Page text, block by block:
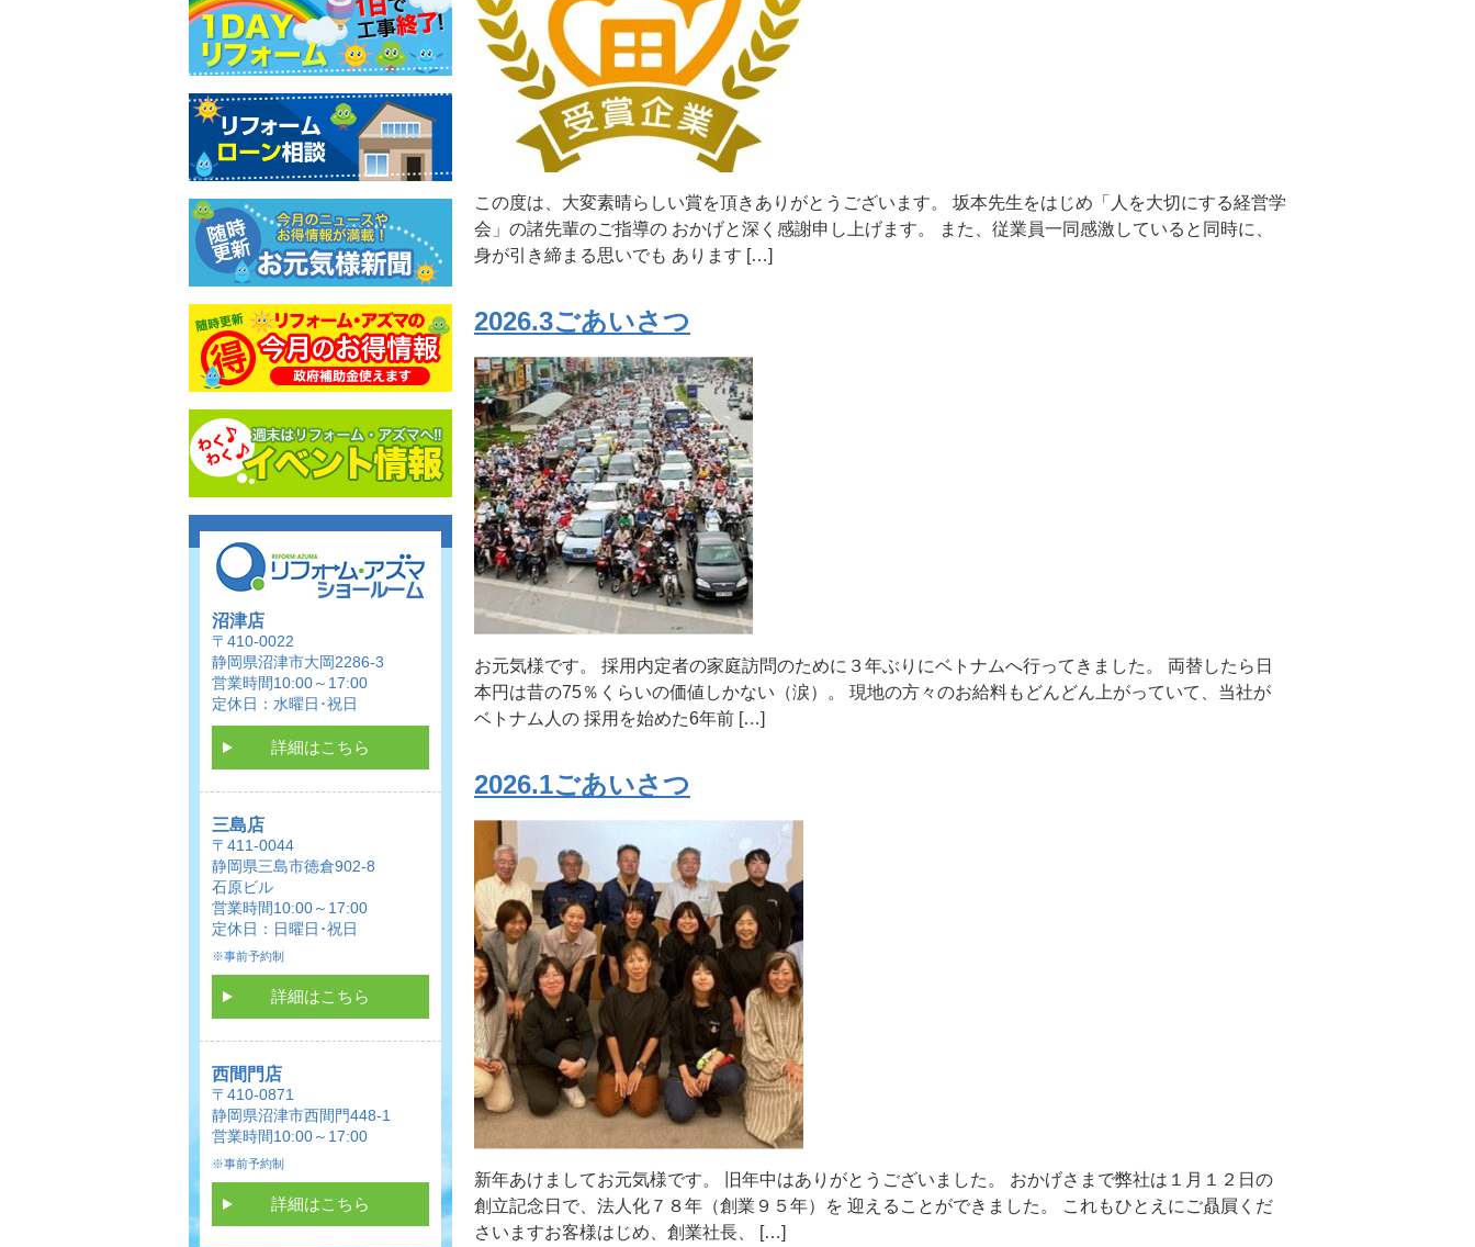
この度は、大変素晴らしい賞を頂きありがとうございます。 坂本先生をはじめ「人を大切にする経営学
会」の諸先輩のご指導の おかげと深く感謝申し上げます。 また、従業員一同感激していると同時に、
身が引き締まる思いでも あります […]
2026.3ごあいさつ
お元気様です。 採用内定者の家庭訪問のために３年ぶりにベトナムへ行ってきました。 両替したら日
本円は昔の75％くらいの価値しかない（涙）。 現地の方々のお給料もどんどん上がっていて、当社が
ベトナム人の 採用を始めた6年前 […]
2026.1ごあいさつ
新年あけましてお元気様です。 旧年中はありがとうございました。 おかげさまで弊社は１月１２日の
創立記念日で、法人化７８年（創業９５年）を 迎えることができました。 これもひとえにご贔屓くだ
さいますお客様はじめ、創業社長、 […]
沼津店
〒410-0022
静岡県沼津市大岡2286-3
営業時間10:00～17:00
定休日：水曜日･祝日
詳細はこちら
三島店
〒411-0044
静岡県三島市徳倉902-8
石原ビル
営業時間10:00～17:00
定休日：日曜日･祝日
※事前予約制
詳細はこちら
西間門店
〒410-0871
静岡県沼津市西間門448-1
営業時間10:00～17:00
※事前予約制
詳細はこちら